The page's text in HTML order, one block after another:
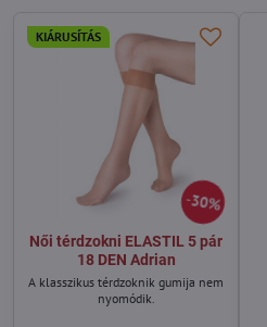
30%
KIÁRUSÍTÁS
Női térdzokni ELASTIL 5 pár
18 DEN Adrian
A klasszikus térdzoknik gumija nem
nyomódik.